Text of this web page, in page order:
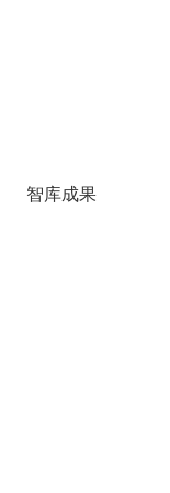
智库成果